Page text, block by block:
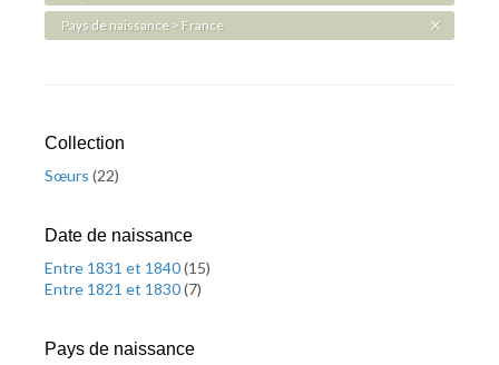
Pays de naissance > France
Collection
Sœurs (22)
Date de naissance
Entre 1831 et 1840(15)
Entre 1821 et 1830(7)
Pays de naissance